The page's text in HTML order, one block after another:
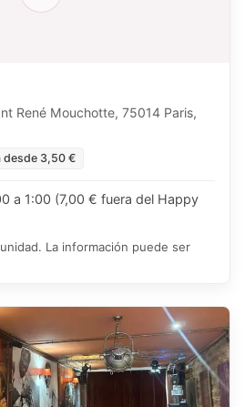
René Mouchotte, 75014 Paris,
desde 3,50 €
a 1:00 (7,00 € fuera del Happy
La información puede ser